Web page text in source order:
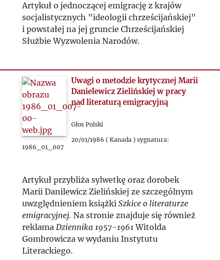
Artykuł o jednoczącej emigrację z krajów
socjalistycznych "ideologii chrześcijańskiej"
i powstałej na jej gruncie Chrześcijańskiej
Służbie Wyzwolenia Narodów.
Uwagi o metodzie krytycznej Marii
Danielewicz Zielińskiej w pracy
nad literaturą emigracyjną
Głos Polski
20/01/1986 ( Kanada ) sygnatura:
1986_01_007
Artykuł przybliża sylwetkę oraz dorobek
Marii Danilewicz Zielińskiej ze szczególnym
uwzględnieniem książki Szkice o literaturze
emigracyjnej. Na stronie znajduje się również
reklama Dziennika 1957-1961 Witolda
Gombrowicza w wydaniu Instytutu
Literackiego.